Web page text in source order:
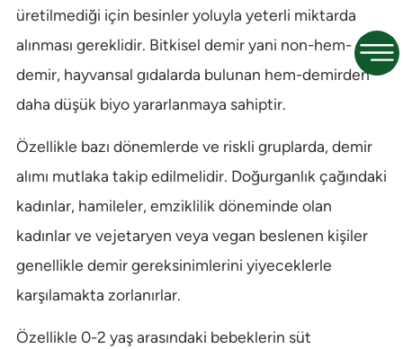
üretilmediği için besinler yoluyla yeterli miktarda
alınması gereklidir. Bitkisel demir yani non-hem-
demir, hayvansal gıdalarda bulunan hem-demirden
daha düşük biyo yararlanmaya sahiptir.
Özellikle bazı dönemlerde ve riskli gruplarda, demir
alımı mutlaka takip edilmelidir. Doğurganlık çağındaki
kadınlar, hamileler, emziklilik döneminde olan
kadınlar ve vejetaryen veya vegan beslenen kişiler
genellikle demir gereksinimlerini yiyeceklerle
karşılamakta zorlanırlar.
Özellikle 0-2 yaş arasındaki bebeklerin süt